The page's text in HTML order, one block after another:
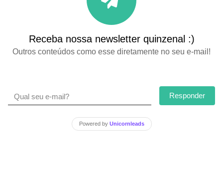
Receba nossa newsletter quinzenal :)
Outros conteúdos como esse diretamente no seu e-mail!
Responder
Powered by Unicornleads